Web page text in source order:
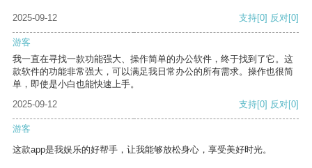
2025-09-12 支持[0] 反对[0]
游客
我一直在寻找一款功能强大、操作简单的办公软件，终于找到了它。这
款软件的功能非常强大，可以满足我日常办公的所有需求。操作也很简
单，即使是小白也能快速上手。
2025-09-12
支持[0] 反对[0]
游客
这款app是我娱乐的好帮手，让我能够放松身心，享受美好时光。